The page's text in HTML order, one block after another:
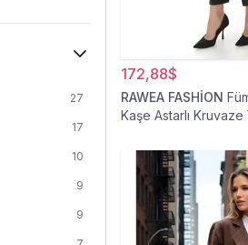
63
27
17
10
9
9
172,88$
RAWEA FASHİON
Kaşe Astarlı Kruvaze